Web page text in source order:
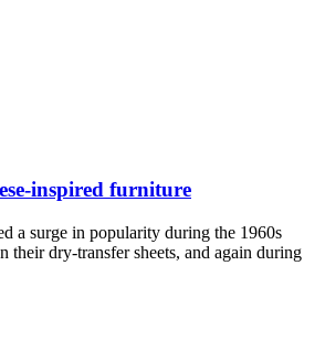
inspired furniture
a surge in popularity during the 1960s
their dry-transfer sheets, and again during